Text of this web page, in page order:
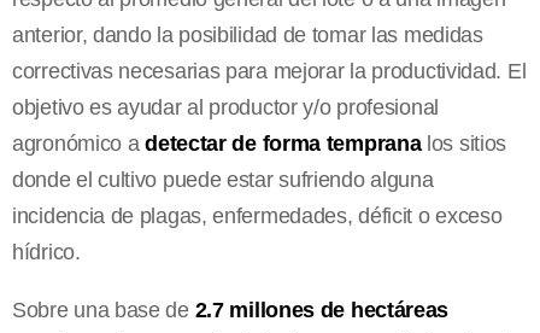
anterior, dando la posibilidad de tomar las medidas
correctivas necesarias para mejorar la productividad. El
objetivo es ayudar al productor y/o profesional
agronómico adetectar de forma tempranalos sitios
donde el cultivo puede estar sufriendo alguna
incidencia de plagas, enfermedades, déficit o exceso
hídrico.
Sobre una base de 2.7 millones de hectáreas